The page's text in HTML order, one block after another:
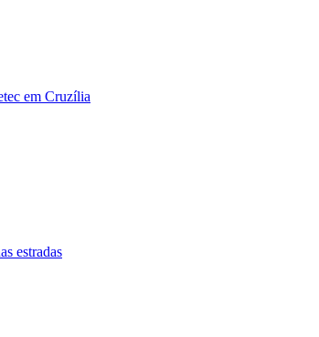
em Cruzília
estradas